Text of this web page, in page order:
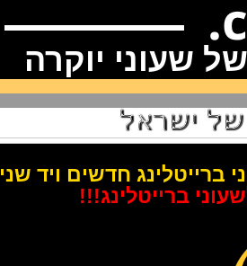
יוקרה
חדשים ויד שנייה
ברייטלינג!!!